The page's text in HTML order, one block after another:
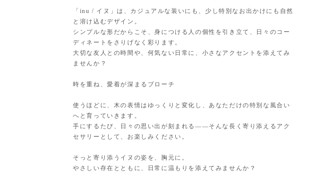
「inu / イヌ」は、カジュアルな装いにも、少し特別なお出かけにも自然
と溶け込むデザイン。
シンプルな形だからこそ、身につける人の個性を引き立て、日々のコー
ディネートをさりげなく彩ります。
大切な友人との時間や、何気ない日常に、小さなアクセントを添えてみ
ませんか？
時を重ね、愛着が深まるブローチ
使うほどに、木の表情はゆっくりと変化し、あなただけの特別な風合い
へと育っていきます。
手にするたび、日々の思い出が刻まれる——そんな長く寄り添えるアク
セサリーとして、お楽しみください。
そっと寄り添うイヌの姿を、胸元に。
やさしい存在とともに、日常に温もりを添えてみませんか？